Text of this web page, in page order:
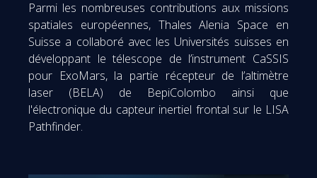
Parmi les nombreuses contributions aux missions
spatiales européennes, Thales Alenia Space en
Suisse a collaboré avec les Universités suisses en
développant le télescope de l’instrument CaSSIS
pour ExoMars, la partie récepteur de l’altimètre
laser (BELA) de BepiColombo ainsi que
l'électronique du capteur inertiel frontal sur le LISA
Pathfinder.